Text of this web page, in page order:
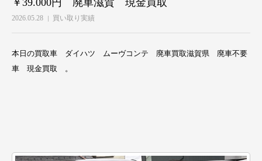
￥39.000円 廃車滋賀 現金買取
2026.05.28 買い取り実績
本日の買取車 ダイハツ ムーヴコンテ 廃車買取滋賀県 廃車不要
車 現金買取 。